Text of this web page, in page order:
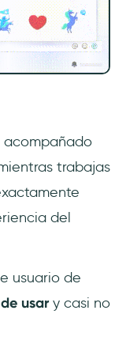
acompañado
trabajas
del
usuario de
usary casi no